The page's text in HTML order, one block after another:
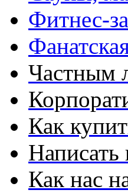
Фитнес-
Частным
Как
Написать
Как нас